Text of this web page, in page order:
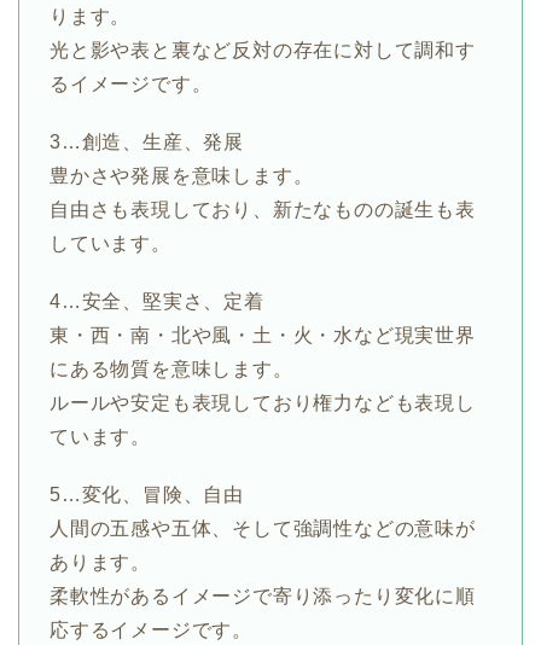
ります。
光と影や表と裏など反対の存在に対して調和す
るイメージです。
3…創造、生産、発展
豊かさや発展を意味します。
自由さも表現しており、新たなものの誕生も表
しています。
4…安全、堅実さ、定着
東・西・南・北や風・土・火・水など現実世界
にある物質を意味します。
ルールや安定も表現しており権力なども表現し
ています。
5…変化、冒険、自由
人間の五感や五体、そして強調性などの意味が
あります。
柔軟性があるイメージで寄り添ったり変化に順
応するイメージです。